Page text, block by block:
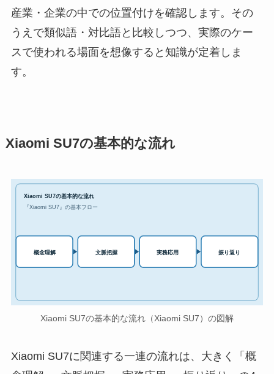
産業・企業の中での位置付けを確認します。その
うえで類似語・対比語と比較しつつ、実際のケー
スで使われる場面を想像すると知識が定着しま
す。
Xiaomi SU7の基本的な流れ
Xiaomi SU7の基本的な流れ
『Xiaomi SU7』の基本フロー
概念理解 文脈把握 実務応用 振り返り
Xiaomi SU7の基本的な流れ（Xiaomi SU7）の図解
Xiaomi SU7に関連する一連の流れは、大きく「概